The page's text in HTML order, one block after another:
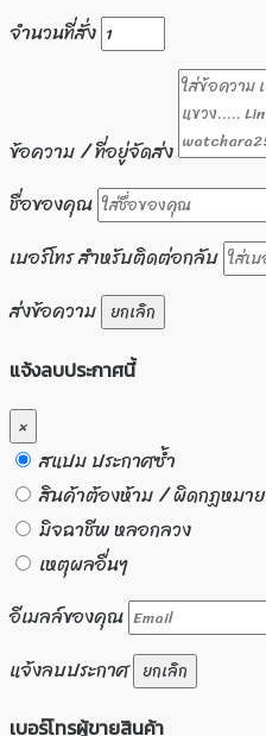
จำนวนที่สั่ง
ข้อความ / ที่อยู่จัดส่ง
ชื่อของคุณ
เบอร์โทร สำหรับติดต่อกลับ
ส่งข้อความ ยกเลิก
แจ้งลบประกาศนี้
×
สแปม ประกาศซ้ำ
สินค้าต้องห้าม / ผิดกฏหมาย
มิจฉาชีพ หลอกลวง
เหตุผลอื่นๆ
อีเมลล์ของคุณ
แจ้งลบประกาศ ยกเลิก
เบอร์โทรผู้ขายสินค้า